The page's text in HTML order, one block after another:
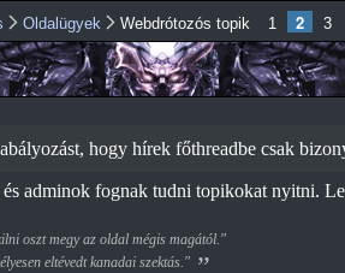
Ugrás a
tartalomra
Oldalügyek Webdrótozós topik 1 2 3
hogy hírek főthreadbe csak
adminok fognak tudni topikokat nyitni.
oszt megy az oldal mégis magától."
eltévedt kanadai szektás."